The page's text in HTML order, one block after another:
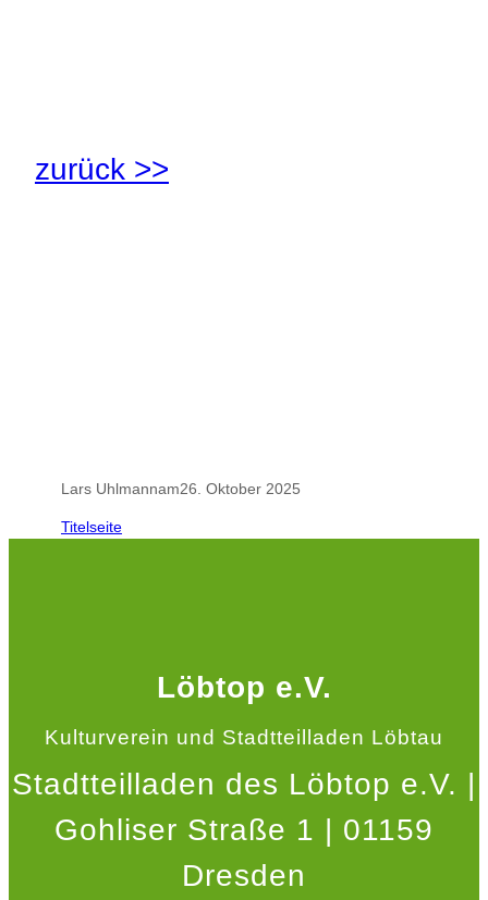
zurück >>
Lars Uhlmannam26. Oktober 2025
Titelseite
Löbtop e.V.
Kulturverein und Stadtteilladen Löbtau
Stadtteilladen des Löbtop e.V. |
Gohliser Straße 1 | 01159
Dresden